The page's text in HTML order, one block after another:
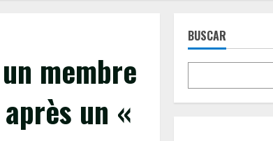
membre
un «
BUSCAR